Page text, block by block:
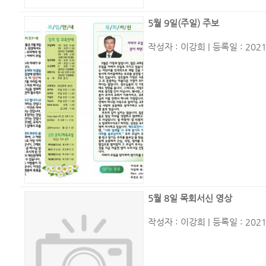
5월 9일(주일) 주보
작성자 : 이강희 | 등록일 :
5월 8일 목회서신 영상
작성자 : 이강희 | 등록일 :